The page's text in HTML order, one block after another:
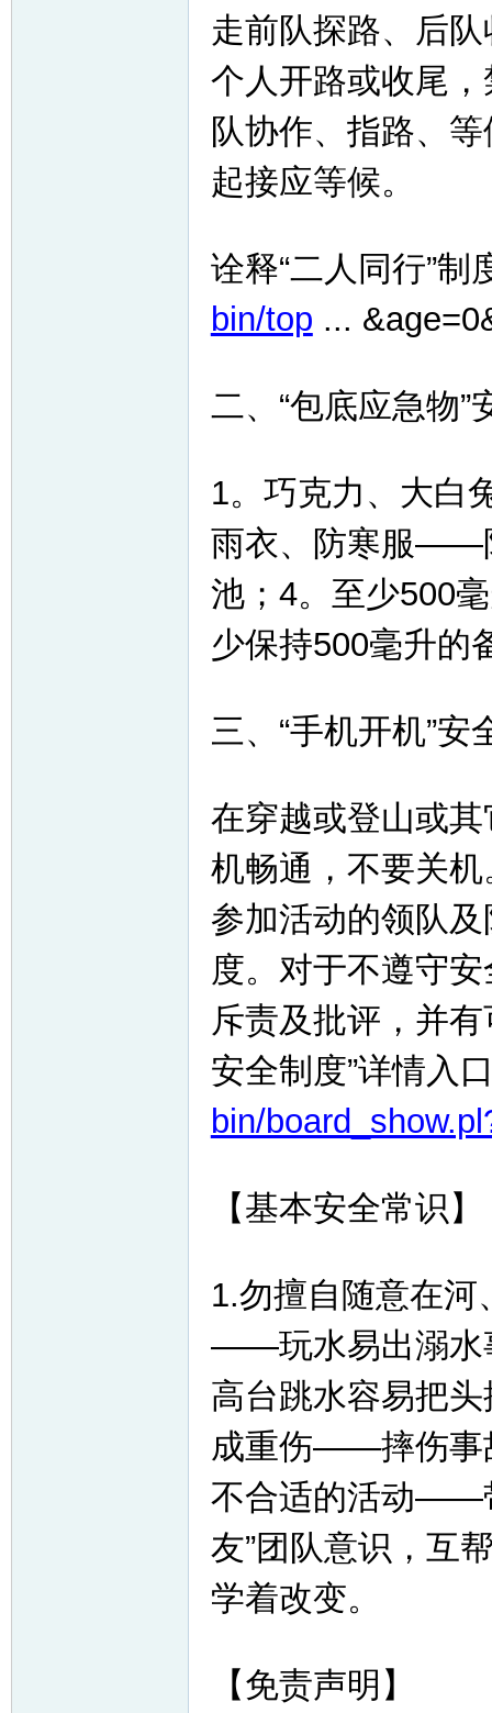
走前队探路、后
个人开路或收尾
队协作、指路、
起接应等候。
诠释“二人同行”制
bin/top ...
二、“包底应急物”
1。巧克力、大
雨衣、防寒服——
池；4。至少500
少保持500毫升的
三、“手机开机”安
在穿越或登山或
机畅通，不要关
参加活动的领队
度。对于不遵守
斥责及批评，并
安全制度”详情入
bin/
【基本安全常识】
1.勿擅自随意在
——玩水易出溺水
高台跳水容易把
成重伤——摔伤事
不合适的活动——
友”团队意识，互
学着改变。
【免责声明】